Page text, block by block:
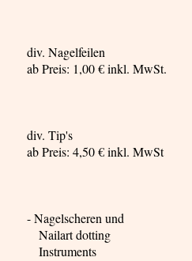
div. Nagelfeilen
ab Preis: 1,00 € inkl. MwSt.
div. Tip's
ab Preis: 4,50 € inkl. MwSt
- Nagelscheren und
Nailart dotting
Instruments